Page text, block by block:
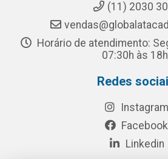
(11) 2030
Horário de atendimento:
07:30h às
Redes
Instagram
Facebook
Linkedin